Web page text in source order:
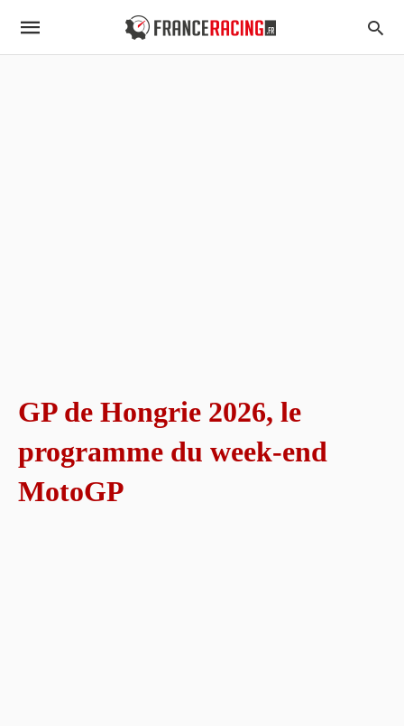
GP de Hongrie 2026, le
programme du week-end
MotoGP